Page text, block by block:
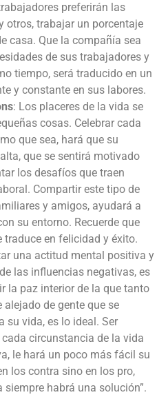
preferirán las
otros, trabajar un porcentaje
casa. Que la compañía sea
de sus trabajadores y
tiempo, será traducido en un
y constante en sus labores.
: Los placeres de la vida se
cosas. Celebrar cada
que sea, hará que su
que se sentirá motivado
los desafíos que traen
Compartir este tipo de
y amigos, ayudará a
su entorno. Recuerde que
traduce en felicidad y éxito.
una actitud mental positiva y
las influencias negativas, es
la paz interior de la que tanto
alejado de gente que se
su vida, es lo ideal. Ser
circunstancia de la vida
le hará un poco más fácil su
los contra sino en los pro,
siempre habrá una solución”.